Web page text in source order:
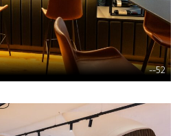
--52